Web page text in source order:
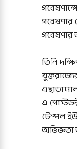
গবেষণার
গবেষণার
তিনি
এছাড়া
এ
টেম্পল
অভিজ্ঞতা